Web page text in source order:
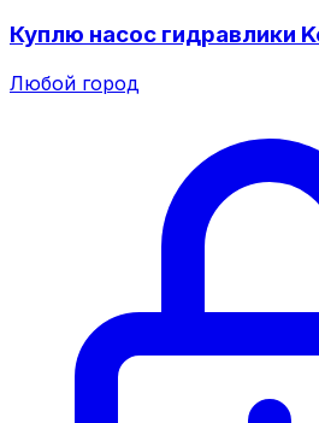
Куплю насос гидравлики
Любой город